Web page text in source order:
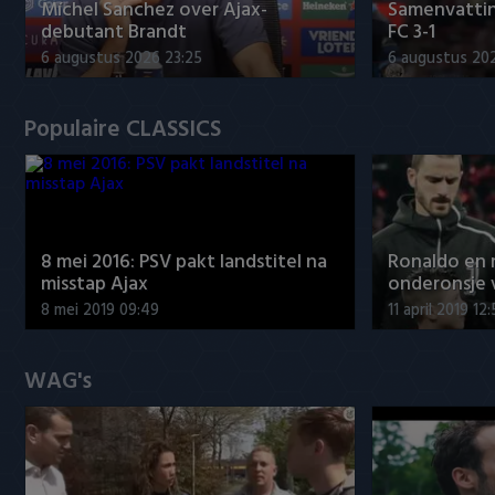
Míchel Sanchez over Ajax-
debutant Brandt
6 augustus 2026 23:25
FC 3-1
6 augustus
Populaire CLASSICS
8 mei 2016: PSV pakt landstitel na
misstap Ajax
8 mei 2019 09:49
Ronaldo
onderonsje
11 april 2019
WAG's